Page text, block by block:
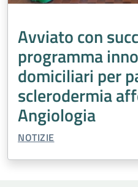
Avviato con
programma
domiciliari per
sclerodermia
Angiologia
TIPO CONTENUTO:
NOTIZIE